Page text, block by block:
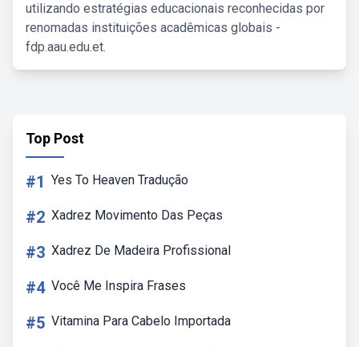
utilizando estratégias educacionais reconhecidas por
renomadas instituições acadêmicas globais -
fdp.aau.edu.et.
Top Post
#1 Yes To Heaven Tradução
#2 Xadrez Movimento Das Peças
#3 Xadrez De Madeira Profissional
#4 Você Me Inspira Frases
#5 Vitamina Para Cabelo Importada